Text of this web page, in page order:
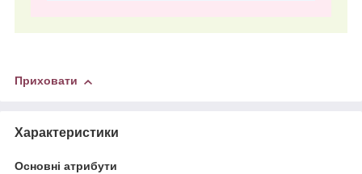
Приховати
Характеристики
Основні атрибути